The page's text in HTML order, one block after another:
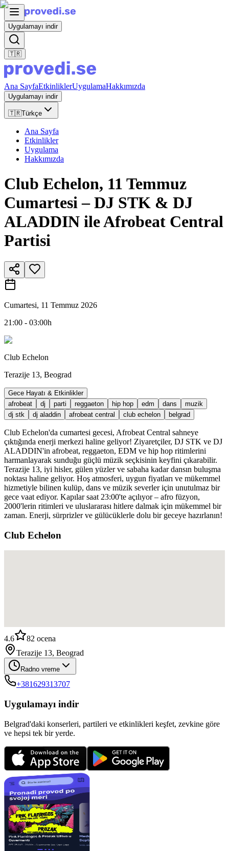
Uygulamayı indir
🇹🇷
Ana SayfaEtkinliklerUygulamaHakkımızda
Uygulamayı indir
🇹🇷Türkçe
Ana Sayfa
Etkinlikler
Uygulama
Hakkımızda
Club Echelon, 11 Temmuz
Cumartesi – DJ STK & DJ
ALADDIN ile Afrobeat Central
Partisi
Cumartesi, 11 Temmuz 2026
21:00 - 03:00h
Club Echelon
Terazije 13, Beograd
Gece Hayatı & Etkinlikler
afrobeat
dj parti reggaeton hip hop edm dans
muzik
dj stk
dj aladdin afrobeat central club echelon belgrad
Club Echelon'da cumartesi gecesi, Afrobeat Central sahneye
çıktığında enerji merkezi haline geliyor! Ziyaretçiler, DJ STK ve DJ
ALADDIN'in afrobeat, reggaeton, EDM ve hip hop ritimlerini
harmanlayarak sunduğu güçlü müzik seçkisinin keyfini çıkarabilir.
Terazije 13, iyi hisler, gülen yüzler ve sabaha kadar dansın buluşma
noktası haline geliyor. Hoş atmosferi, uygun fiyatları ve mükemmel
hizmetiyle bilinen kulüp, dans ve müzik severler için unutulmaz bir
gece vaat ediyor. Kapılar saat 23:00'te açılıyor – afro füzyon,
2000'lerin ritimleri ve uluslararası hitlere dalmak için mükemmel bir
zaman. Enerji, sürprizler ve gülücüklerle dolu bir geceye hazırlanın!
Club Echelon
4.6 82 ocena
Terazije 13, Beograd
Radno vreme
+381629313707
Uygulamayı indir
Belgrad'daki konserleri, partileri ve etkinlikleri keşfet, zevkine göre
ve hepsi tek bir yerde.